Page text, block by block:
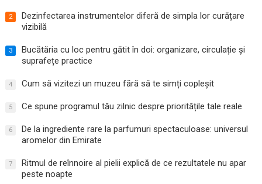
2
Dezinfectarea instrumentelor diferă de simpla lor curățare
vizibilă
3
Bucătăria cu loc pentru gătit în doi: organizare, circulație și
suprafețe practice
4 Cum să vizitezi un muzeu fără să te simți copleșit
5 Ce spune programul tău zilnic despre prioritățile tale reale
6
De la ingrediente rare la parfumuri spectaculoase: universul
aromelor din Emirate
7
Ritmul de reînnoire al pielii explică de ce rezultatele nu apar
peste noapte